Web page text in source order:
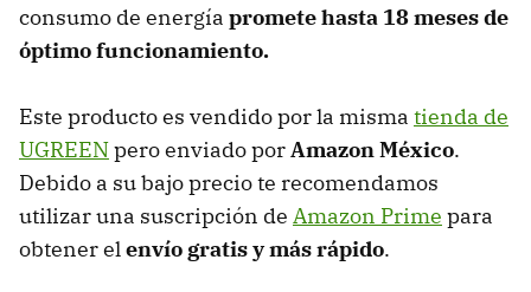
consumo de energía promete hasta 18 meses de
óptimo funcionamiento.
Este producto es vendido por la misma tienda de
UGREENpero enviado porAmazon México.
Debido a su bajo precio te recomendamos
utilizar una suscripción de Amazon Prime para
obtener elenvío gratis y más rápido.